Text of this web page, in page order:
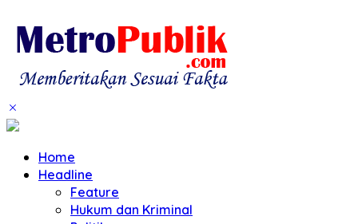
Home
Headline
Feature
Hukum dan Kriminal